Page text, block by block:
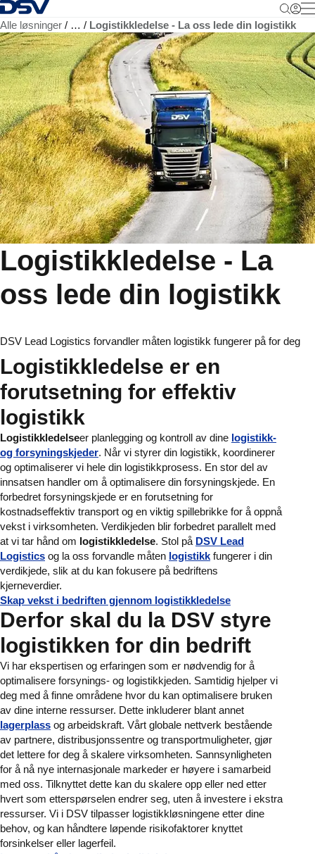
Tilbake til hjemmesiden
Alle løsninger … Logistikkledelse - La oss lede din logistikk
Logistikkledelse - La
oss lede din logistikk
DSV Lead Logistics forvandler måten logistikk fungerer på for deg
Logistikkledelse er en
forutsetning for effektiv
logistikk
Logistikkledelseer planlegging og kontroll av dine logistikk-
og forsyningskjeder. Når vi styrer din logistikk, koordinerer
og optimaliserer vi hele din logistikkprosess. En stor del av
innsatsen handler om å optimalisere din forsyningskjede. En
forbedret forsyningskjede er en forutsetning for
kostnadseffektiv transport og en viktig spillebrikke for å oppnå
vekst i virksomheten. Verdikjeden blir forbedret parallelt med
at vi tar hånd om logistikkledelse. Stol på DSV Lead
Logistics og la oss forvandle måten logistikk fungerer i din
verdikjede, slik at du kan fokusere på bedriftens
kjerneverdier.
Skap vekst i bedriften gjennom logistikkledelse
Derfor skal du la DSV styre
logistikken for din bedrift
Vi har ekspertisen og erfaringen som er nødvendig for å
optimalisere forsynings- og logistikkjeden. Samtidig hjelper vi
deg med å finne områdene hvor du kan optimalisere bruken
av dine interne ressurser. Dette inkluderer blant annet
lagerplass og arbeidskraft. Vårt globale nettverk bestående
av partnere, distribusjonssentre og transportmuligheter, gjør
det lettere for deg å skalere virksomheten. Sannsynligheten
for å nå nye internasjonale markeder er høyere i samarbeid
med oss. Tilknyttet dette kan du skalere opp eller ned etter
hvert som etterspørselen endrer seg, uten å investere i ekstra
ressurser. Vi i DSV tilpasser logistikkløsningene etter dine
behov, og kan håndtere løpende risikofaktorer knyttet
forsinkelser eller lagerfeil.